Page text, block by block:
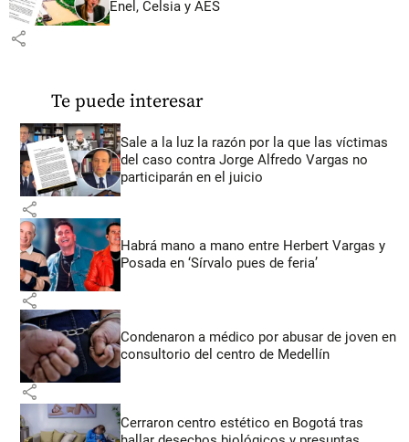
Enel, Celsia y AES
share
Te puede interesar
Sale a la luz la razón por la que las víctimas
del caso contra Jorge Alfredo Vargas no
participarán en el juicio
share
Habrá mano a mano entre Herbert Vargas y
Posada en ‘Sírvalo pues de feria’
share
Condenaron a médico por abusar de joven en
consultorio del centro de Medellín
share
Cerraron centro estético en Bogotá tras